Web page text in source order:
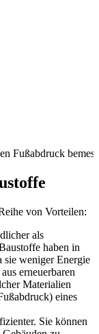
Fußabdruck
von Vorteilen:
als
haben in
sie weniger Energie
erneuerbaren
Materialien
eines
Sie können